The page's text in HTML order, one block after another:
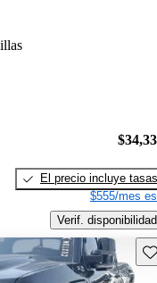
El precio incluye tasas
$555/mes
Verif. disponibilidad